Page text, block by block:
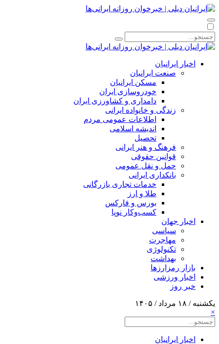
اخبار ایرانیان
صنعت ایرانیان
مسکن ایرانیان
خودروسازی ایران
دامداری و کشاورزی ایران
زندگی و خانواده ایرانی
اطلاعات عمومی مردم
اندیشه اسلامی
تحصیل
فرهنگ و هنر ایرانی
قوانین حقوقی
حمل و نقل عمومی
بانکداری ایرانی
خدمات تجاری بازرگانی
طلا و ارز
بورس و فارکس
کسب‌وکار نوپا
اخبار جهان
سیاسی
مهاجرت
تکنولوژی
بهداشت
بازار رمزارزها
اخبار ورزشی
خبر روز
یکشنبه / ۱۸ مرداد / ۱۴۰۵
×
اخبار ایرانیان